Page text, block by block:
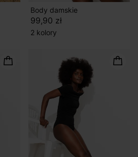
Body damskie
99,90 zł
2 kolory